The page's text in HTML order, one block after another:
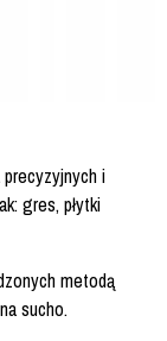
precyzyjnych i
gres, płytki
metodą
sucho.